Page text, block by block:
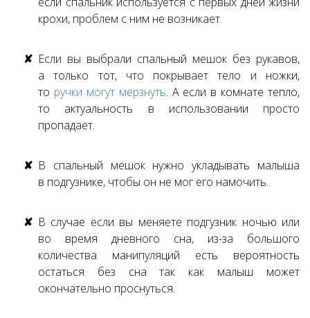
крохи, проблем с ним не возникает.
Если вы выбрали спальный мешок без рукавов,
а только тот, что покрывает тело и ножки,
то ручки могут мерзнуть. А если в комнате тепло,
то актуальность в использовании просто
пропадает.
В спальный мешок нужно укладывать малыша
в подгузнике, чтобы он не мог его намочить.
В случае если вы меняете подгузник ночью или
во время дневного сна, из-за большого
количества манипуляций есть вероятность
остаться без сна так как малыш может
окончательно проснуться.